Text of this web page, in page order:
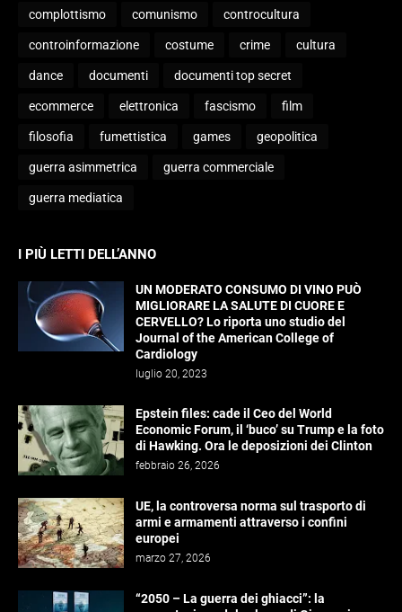
complottismo comunismo controcultura
controinformazione costume crime cultura
dance documenti documenti top secret
ecommerce elettronica fascismo film
filosofia fumettistica games geopolitica
guerra asimmetrica guerra commerciale
guerra mediatica
I PIÙ LETTI DELL’ANNO
UN MODERATO CONSUMO DI VINO PUÒ
MIGLIORARE LA SALUTE DI CUORE E
CERVELLO? Lo riporta uno studio del
Journal of the American College of
Cardiology
luglio 20, 2023
Epstein files: cade il Ceo del World
Economic Forum, il ‘buco’ su Trump e la foto
di Hawking. Ora le deposizioni dei Clinton
febbraio 26, 2026
UE, la controversa norma sul trasporto di
armi e armamenti attraverso i confini
europei
marzo 27, 2026
“2050 – La guerra dei ghiacci”: la